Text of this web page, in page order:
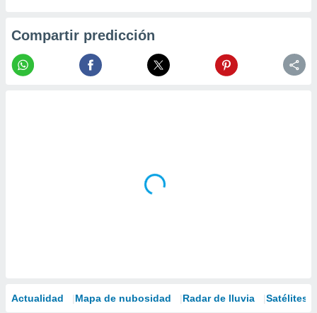
Compartir predicción
Actualidad Mapa de nubosidad Radar de lluvia Satélites